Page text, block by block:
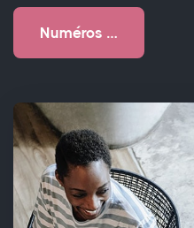
Numéros …